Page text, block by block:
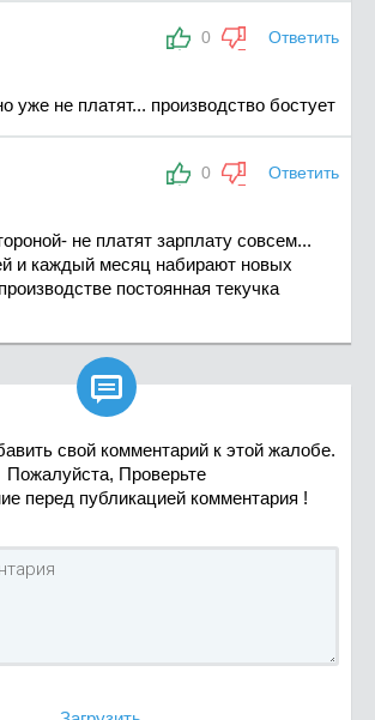
0 Ответить
уже не платят... производство бостует
0 Ответить
не платят зарплату совсем...
и каждый месяц набирают новых
постоянная текучка

свой комментарий к этой жалобе.
Пожалуйста, Проверьте
перед публикацией комментария !